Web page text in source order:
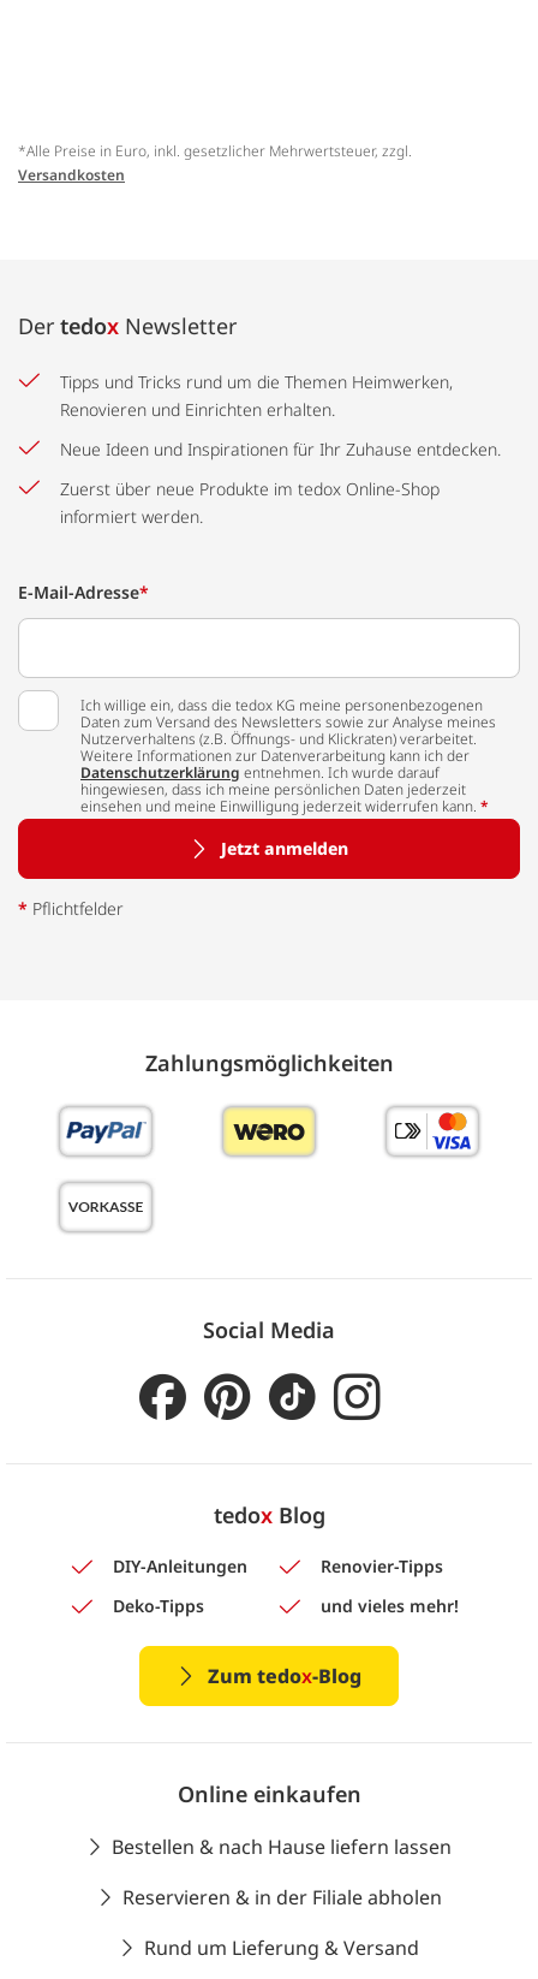
*Alle Preise in Euro, inkl. gesetzlicher Mehrwertsteuer, zzgl.
Versandkosten
Der tedox Newsletter
Tipps und Tricks rund um die Themen Heimwerken,
Renovieren und Einrichten erhalten.
Neue Ideen und Inspirationen für Ihr Zuhause entdecken.
Zuerst über neue Produkte im tedox Online-Shop
informiert werden.
E-Mail-Adresse*
Ich willige ein, dass die tedox KG meine personenbezogenen
Daten zum Versand des Newsletters sowie zur Analyse meines
Nutzerverhaltens (z.B. Öffnungs- und Klickraten) verarbeitet.
Weitere Informationen zur Datenverarbeitung kann ich der
Datenschutzerklärung entnehmen. Ich wurde darauf
hingewiesen, dass ich meine persönlichen Daten jederzeit
einsehen und meine Einwilligung jederzeit widerrufen kann. *
Jetzt anmelden
* Pflichtfelder
Zahlungs­möglich­keiten
Social Media
tedoxBlog
DIY-Anleitungen
Renovier-Tipps
Deko-Tipps
und vieles mehr!
Zum tedox-Blog
Online einkaufen
Bestellen & nach Hause liefern lassen
Reservieren & in der Filiale abholen
Rund um Lieferung & Versand